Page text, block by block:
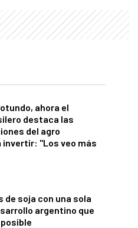
ahora el
destaca las
del agro
invertir: "Los veo más
de soja con una sola
argentino que